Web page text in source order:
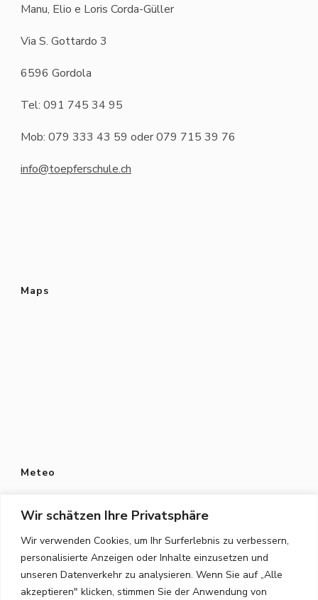
Wir schätzen Ihre Privatsphäre
Wir verwenden Cookies, um Ihr Surferlebnis zu verbessern,
personalisierte Anzeigen oder Inhalte einzusetzen und
unseren Datenverkehr zu analysieren. Wenn Sie auf „Alle
akzeptieren" klicken, stimmen Sie der Anwendung von
Manu, Elio e Loris Corda-Güller
Via S. Gottardo 3
6596 Gordola
Tel: 091 745 34 95
Mob: 079 333 43 59 oder 079 715 39 76
info@toepferschule.ch
Maps
Meteo
Datenschutz
Datenschutzerklärung